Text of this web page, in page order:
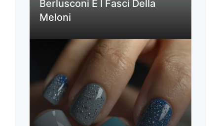
Berlusconi E I Fasci Della
Meloni